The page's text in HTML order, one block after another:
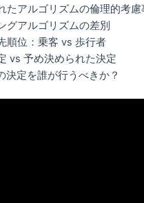
たアルゴリズムの倫理的考慮
グアルゴリズムの差別
順位：乗客 vs 歩行者
vs 予め決められた決定
決定を誰が行うべきか？